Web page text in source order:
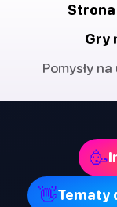
Strona
Gry
Pomysły
🥳
👋Tematy